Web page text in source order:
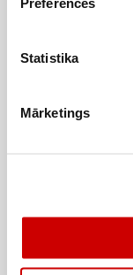
Statistika
Mārketings
289€